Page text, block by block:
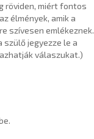
röviden, miért fontos
élmények, amik a
szívesen emlékeznek.
szülő jegyezze le a
válaszukat.)